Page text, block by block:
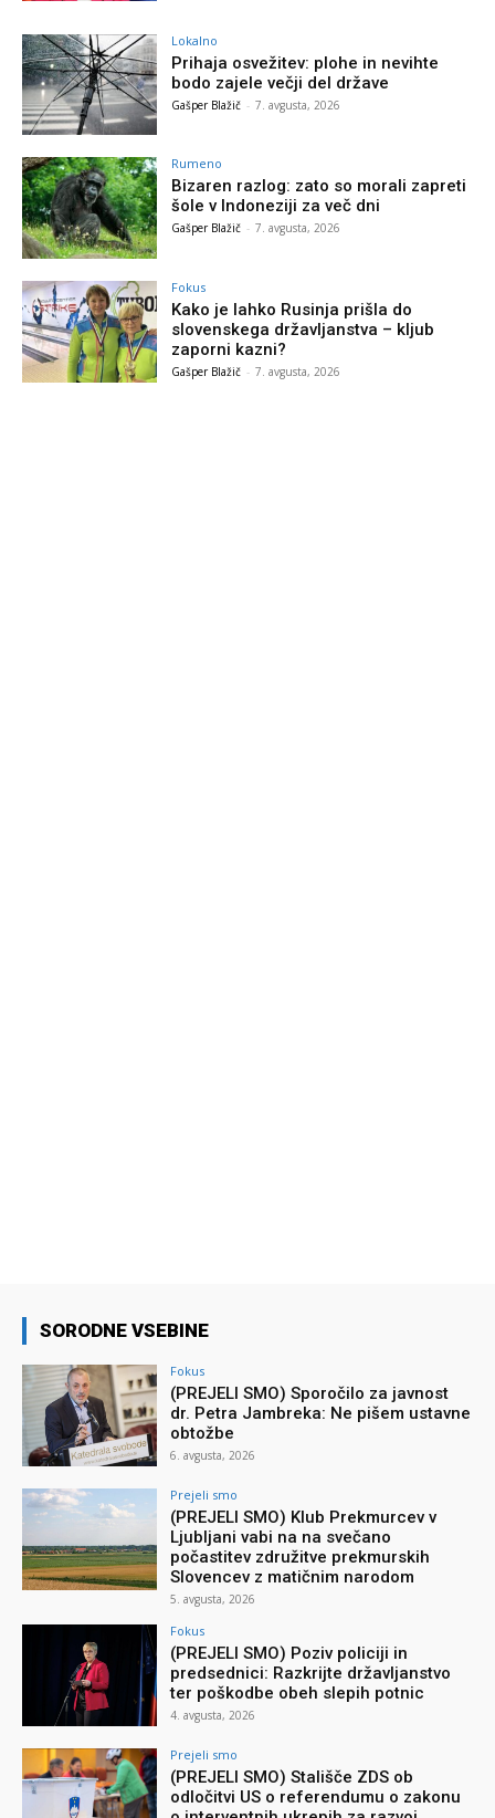
Lokalno
Prihaja osvežitev: plohe in nevihte
bodo zajele večji del države
Gašper Blažič - 7. avgusta, 2026
Rumeno
Bizaren razlog: zato so morali zapreti
šole v Indoneziji za več dni
Gašper Blažič - 7. avgusta, 2026
Fokus
Kako je lahko Rusinja prišla do
slovenskega državljanstva – kljub
zaporni kazni?
Gašper Blažič - 7. avgusta, 2026
SORODNE VSEBINE
Fokus
(PREJELI SMO) Sporočilo za javnost
dr. Petra Jambreka: Ne pišem ustavne
obtožbe
6. avgusta, 2026
Prejeli smo
(PREJELI SMO) Klub Prekmurcev v
Ljubljani vabi na na svečano
počastitev združitve prekmurskih
Slovencev z matičnim narodom
5. avgusta, 2026
Fokus
(PREJELI SMO) Poziv policiji in
predsednici: Razkrijte državljanstvo
ter poškodbe obeh slepih potnic
4. avgusta, 2026
Prejeli smo
(PREJELI SMO) Stališče ZDS ob
odločitvi US o referendumu o zakonu